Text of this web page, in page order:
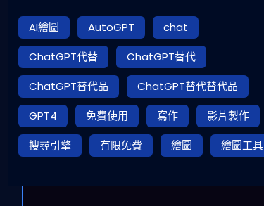
AI繪圖 AutoGPT
chat
ChatGPT代替
ChatGPT替代
ChatGPT替代品
ChatGPT替代替代品
GPT4
免費使用 寫作
影片製作
搜尋引擎
有限免費 繪圖 繪圖工具